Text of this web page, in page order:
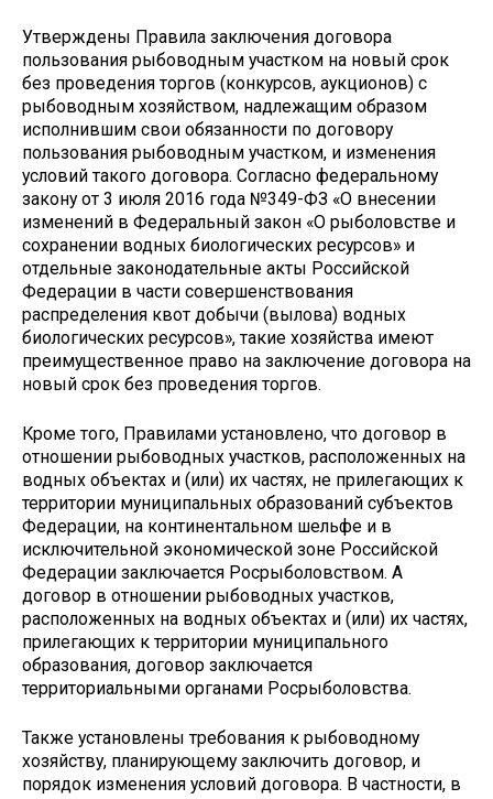
Утверждены Правила заключения договора
пользования рыбоводным участком на новый срок
без проведения торгов (конкурсов, аукционов) с
рыбоводным хозяйством, надлежащим образом
исполнившим свои обязанности по договору
пользования рыбоводным участком, и изменения
условий такого договора. Согласно федеральному
закону от 3 июля 2016 года №349-ФЗ «О внесении
изменений в Федеральный закон «О рыболовстве и
сохранении водных биологических ресурсов» и
отдельные законодательные акты Российской
Федерации в части совершенствования
распределения квот добычи (вылова) водных
биологических ресурсов», такие хозяйства имеют
преимущественное право на заключение договора на
новый срок без проведения торгов.
Кроме того, Правилами установлено, что договор в
отношении рыбоводных участков, расположенных на
водных объектах и (или) их частях, не прилегающих к
территории муниципальных образований субъектов
Федерации, на континентальном шельфе и в
исключительной экономической зоне Российской
Федерации заключается Росрыболовством. А
договор в отношении рыбоводных участков,
расположенных на водных объектах и (или) их частях,
прилегающих к территории муниципального
образования, договор заключается
территориальными органами Росрыболовства.
Также установлены требования к рыбоводному
хозяйству, планирующему заключить договор, и
порядок изменения условий договора. В частности, в